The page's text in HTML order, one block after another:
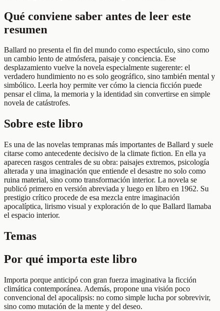
Qué conviene saber antes de leer este
resumen
Ballard no presenta el fin del mundo como espectáculo, sino como
un cambio lento de atmósfera, paisaje y conciencia. Ese
desplazamiento vuelve la novela especialmente sugerente: el
verdadero hundimiento no es solo geográfico, sino también mental y
simbólico. Leerla hoy permite ver cómo la ciencia ficción puede
pensar el clima, la memoria y la identidad sin convertirse en simple
novela de catástrofes.
Sobre este libro
Es una de las novelas tempranas más importantes de Ballard y suele
citarse como antecedente decisivo de la climate fiction. En ella ya
aparecen rasgos centrales de su obra: paisajes extremos, psicología
alterada y una imaginación que entiende el desastre no solo como
ruina material, sino como transformación interior. La novela se
publicó primero en versión abreviada y luego en libro en 1962. Su
prestigio crítico procede de esa mezcla entre imaginación
apocalíptica, lirismo visual y exploración de lo que Ballard llamaba
el espacio interior.
Temas
Por qué importa este libro
Importa porque anticipó con gran fuerza imaginativa la ficción
climática contemporánea. Además, propone una visión poco
convencional del apocalipsis: no como simple lucha por sobrevivir,
sino como mutación de la mente y del deseo.